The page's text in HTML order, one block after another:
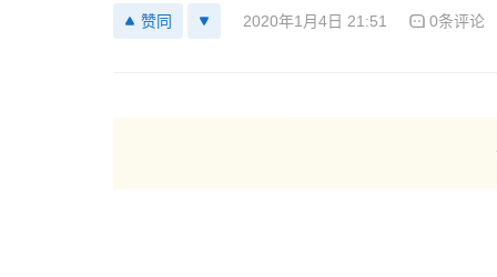
赞同 2020年1月4日 21:51 0条评论